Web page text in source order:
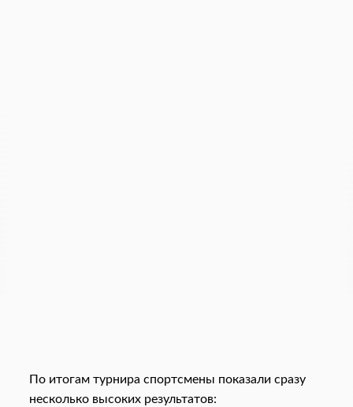
По итогам турнира спортсмены показали сразу
несколько высоких результатов: